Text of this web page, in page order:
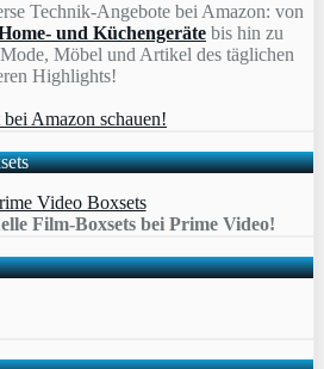
Technik-Angebote bei Amazon: von
und Küchengeräte bis hin zu
Möbel und Artikel des täglichen
Highlights!
Film-Boxsets bei Prime Video!